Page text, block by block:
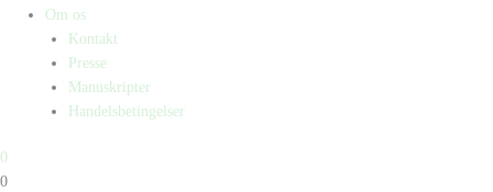
Om os
Kontakt
Presse
Manuskripter
Handelsbetingelser
0
0